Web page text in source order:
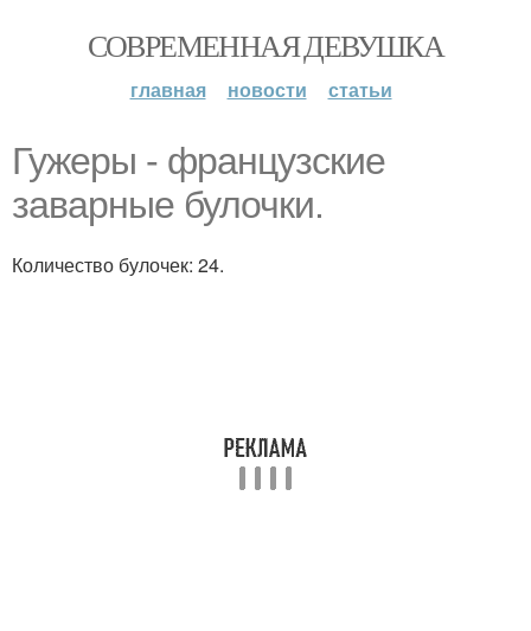
СОВРЕМЕННАЯ ДЕВУШКА
главная новости статьи
Гужеры - французские
заварные булочки.
Количество булочек: 24.